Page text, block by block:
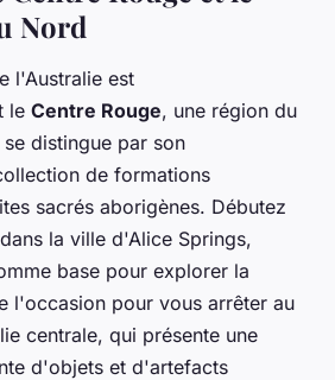
Nord
l'Australie est
le Centre Rouge, une région du
distingue par son
de formations
sacrés aborigènes. Débutez
la ville d'Alice Springs,
base pour explorer la
l'occasion pour vous arrêter au
centrale, qui présente une
d'objets et d'artefacts